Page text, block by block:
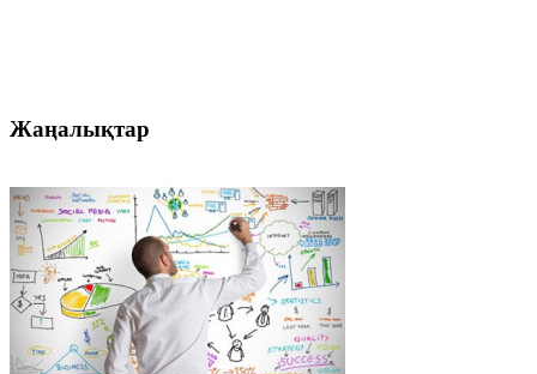
Жаңалықтар